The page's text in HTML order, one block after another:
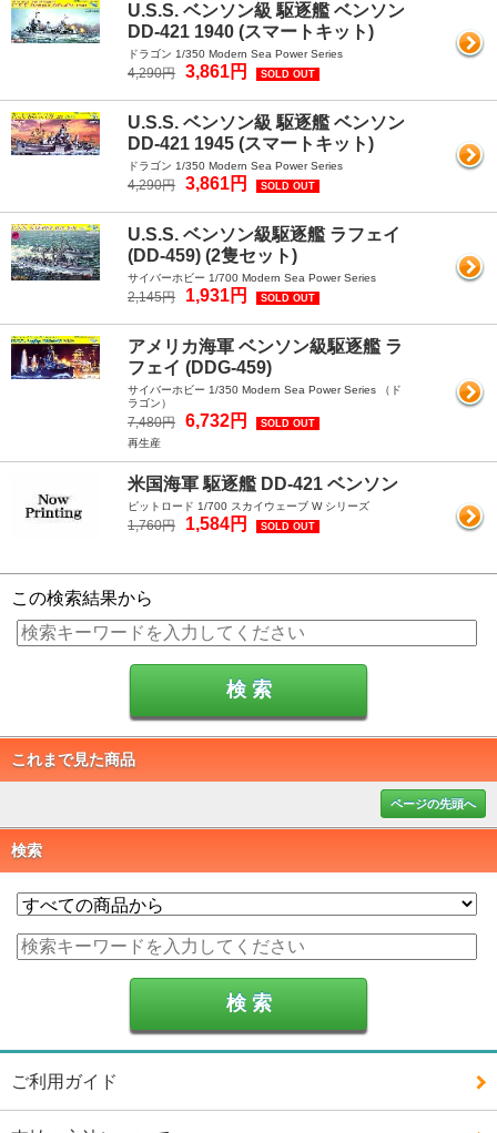
U.S.S. ベンソン級 駆逐艦 ベンソン
DD-421 1940 (スマートキット)
ドラゴン 1/350 Modern Sea Power Series
4,290円 3,861円 SOLD OUT
U.S.S. ベンソン級 駆逐艦 ベンソン
DD-421 1945 (スマートキット)
ドラゴン 1/350 Modern Sea Power Series
4,290円 3,861円 SOLD OUT
U.S.S. ベンソン級駆逐艦 ラフェイ
(DD-459) (2隻セット)
サイバーホビー 1/700 Modern Sea Power Series
2,145円 1,931円 SOLD OUT
アメリカ海軍 ベンソン級駆逐艦 ラ
フェイ (DDG-459)
サイバーホビー 1/350 Modern Sea Power Series （ド
ラゴン）
7,480円 6,732円 SOLD OUT
再生産
米国海軍 駆逐艦 DD-421 ベンソン
ピットロード 1/700 スカイウェーブ W シリーズ
1,760円 1,584円 SOLD OUT
この検索結果から
これまで見た商品
ページの先頭へ
検索
ご利用ガイド